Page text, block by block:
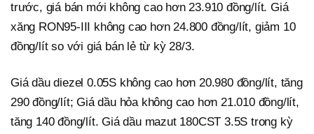
trước, giá bán mới không cao hơn 23.910 đồng/lít. Giá
xăng RON95-III không cao hơn 24.800 đồng/lít, giảm 10
đồng/lít so với giá bán lẻ từ kỳ 28/3.
Giá dầu diezel 0.05S không cao hơn 20.980 đồng/lít, tăng
290 đồng/lít; Giá dầu hỏa không cao hơn 21.010 đồng/lít,
tăng 140 đồng/lít. Giá dầu mazut 180CST 3.5S trong kỳ